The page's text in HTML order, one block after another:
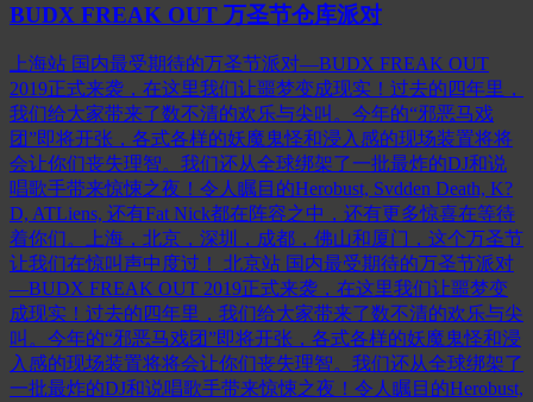
BUDX FREAK OUT 万圣节仓库派对
上海站 国内最受期待的万圣节派对—BUDX FREAK OUT
2019正式来袭，在这里我们让噩梦变成现实！过去的四年里，
我们给大家带来了数不清的欢乐与尖叫。今年的“邪恶马戏
团”即将开张，各式各样的妖魔鬼怪和浸入感的现场装置将将
会让你们丧失理智。我们还从全球绑架了一批最炸的DJ和说
唱歌手带来惊悚之夜！令人瞩目的Herobust, Svdden Death, K?
D, ATLiens, 还有Fat Nick都在阵容之中，还有更多惊喜在等待
着你们。上海，北京，深圳，成都，佛山和厦门，这个万圣节
让我们在惊叫声中度过！ 北京站 国内最受期待的万圣节派对
—BUDX FREAK OUT 2019正式来袭，在这里我们让噩梦变
成现实！过去的四年里，我们给大家带来了数不清的欢乐与尖
叫。今年的“邪恶马戏团”即将开张，各式各样的妖魔鬼怪和浸
入感的现场装置将将会让你们丧失理智。我们还从全球绑架了
一批最炸的DJ和说唱歌手带来惊悚之夜！令人瞩目的Herobust,